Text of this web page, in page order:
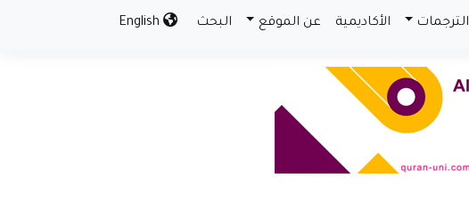
الترجمات الأكاديمية عن الموقع البحث